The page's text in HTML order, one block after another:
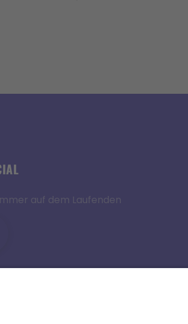
auf dem Laufenden